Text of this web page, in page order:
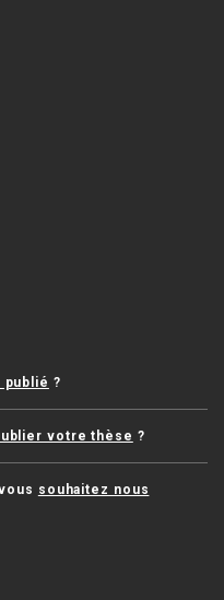
publié ?
votre thèse ?
souhaitez nous